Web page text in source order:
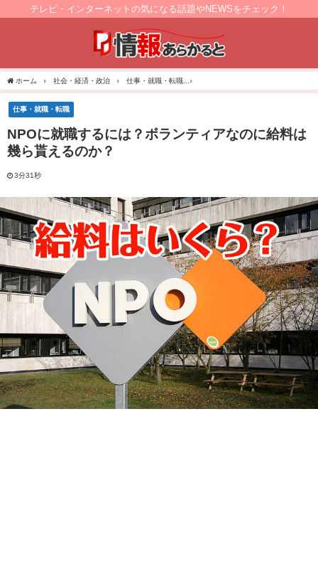
テレビ・インターネットの気になる話題やNEWSをチェック！
ホーム 社会・経済・政治 仕事・就職・転職
仕事・就職・転職
NPOに就職するには？ボランティアなのに給料は
幾ら貰えるのか？
3分31秒